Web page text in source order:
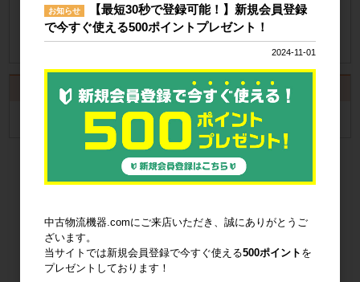
納品書発行手順について
カート
カートは空です
お知らせ
【最短30秒で登録可能！】新規会員登録
で今すぐ使える500ポイントプレゼント！
2024-11-01
中古物流機器.comにご来店いただき、誠にありがとうご
ざいます。
当サイトでは新規会員登録で今すぐ使える500ポイント を
プレゼントしております！